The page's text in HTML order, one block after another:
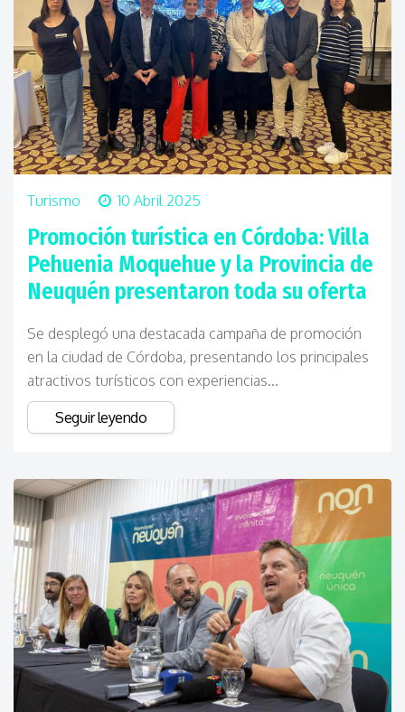
Turismo 10 Abril 2025
Promoción turística en Córdoba: Villa
Pehuenia Moquehue y la Provincia de
Neuquén presentaron toda su oferta
Se desplegó una destacada campaña de promoción
en la ciudad de Córdoba, presentando los principales
atractivos turísticos con experiencias...
Seguir leyendo